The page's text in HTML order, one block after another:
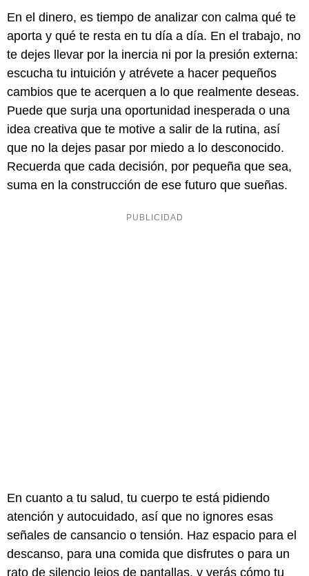
En el dinero, es tiempo de analizar con calma qué te
aporta y qué te resta en tu día a día. En el trabajo, no
te dejes llevar por la inercia ni por la presión externa:
escucha tu intuición y atrévete a hacer pequeños
cambios que te acerquen a lo que realmente deseas.
Puede que surja una oportunidad inesperada o una
idea creativa que te motive a salir de la rutina, así
que no la dejes pasar por miedo a lo desconocido.
Recuerda que cada decisión, por pequeña que sea,
suma en la construcción de ese futuro que sueñas.
En cuanto a tu salud, tu cuerpo te está pidiendo
atención y autocuidado, así que no ignores esas
señales de cansancio o tensión. Haz espacio para el
descanso, para una comida que disfrutes o para un
rato de silencio lejos de pantallas, y verás cómo tu